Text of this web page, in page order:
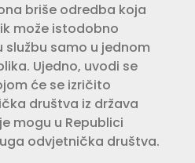
briše odredba koja
može istodobno
samo u jednom
Ujedno, uvodi se
će se izričito
društva iz država
mogu u Republici
odvjetnička društva.